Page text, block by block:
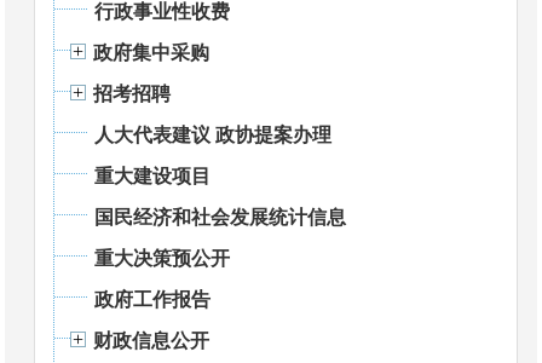
行政事业性收费
政府集中采购
招考招聘
人大代表建议 政协提案办理
重大建设项目
国民经济和社会发展统计信息
重大决策预公开
政府工作报告
财政信息公开